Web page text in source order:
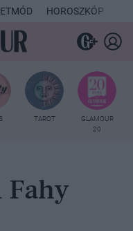
HOROSZKÓP
TAROT
GLAMOUR
20
Fahy